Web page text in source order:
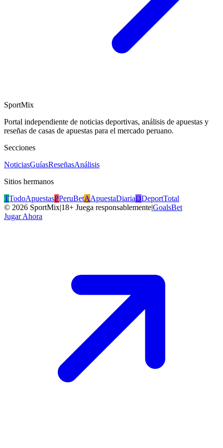
SportMix
Portal independiente de noticias deportivas, análisis de apuestas y
reseñas de casas de apuestas para el mercado peruano.
Secciones
NoticiasGuíasReseñasAnálisis
Sitios hermanos
TTodoApuestasPPeruBetAApuestaDiariaDDeportTotal
© 2026 SportMix|18+ Juega responsablemente|GoalsBet
Jugar Ahora